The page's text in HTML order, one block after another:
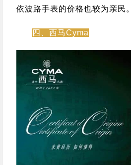
依波路手表的价格也较为亲民。
四、西马Cyma